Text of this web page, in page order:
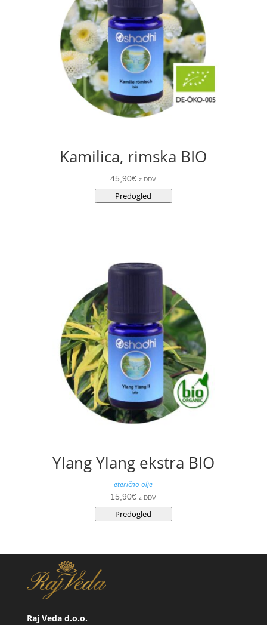
Kamilica, rimska BIO
45,90€ z DDV
Predogled
Ylang Ylang ekstra BIO
eterično olje
15,90€ z DDV
Predogled
Raj Veda d.o.o.